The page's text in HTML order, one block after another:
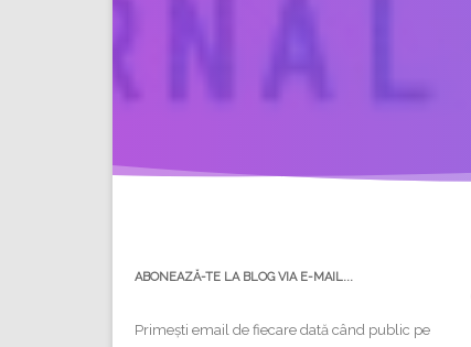
ABONEAZĂ-TE LA BLOG VIA E-MAIL...
Primești email de fiecare dată când public pe